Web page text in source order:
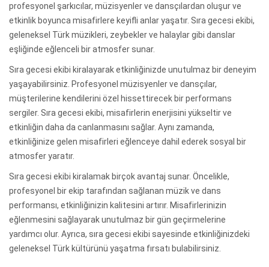
profesyonel şarkıcılar, müzisyenler ve dansçılardan oluşur ve
etkinlik boyunca misafirlere keyifli anlar yaşatır. Sıra gecesi ekibi,
geleneksel Türk müzikleri, zeybekler ve halaylar gibi danslar
eşliğinde eğlenceli bir atmosfer sunar.
Sıra gecesi ekibi kiralayarak etkinliğinizde unutulmaz bir deneyim
yaşayabilirsiniz. Profesyonel müzisyenler ve dansçılar,
müşterilerine kendilerini özel hissettirecek bir performans
sergiler. Sıra gecesi ekibi, misafirlerin enerjisini yükseltir ve
etkinliğin daha da canlanmasını sağlar. Aynı zamanda,
etkinliğinize gelen misafirleri eğlenceye dahil ederek sosyal bir
atmosfer yaratır.
Sıra gecesi ekibi kiralamak birçok avantaj sunar. Öncelikle,
profesyonel bir ekip tarafından sağlanan müzik ve dans
performansı, etkinliğinizin kalitesini artırır. Misafirlerinizin
eğlenmesini sağlayarak unutulmaz bir gün geçirmelerine
yardımcı olur. Ayrıca, sıra gecesi ekibi sayesinde etkinliğinizdeki
geleneksel Türk kültürünü yaşatma fırsatı bulabilirsiniz.